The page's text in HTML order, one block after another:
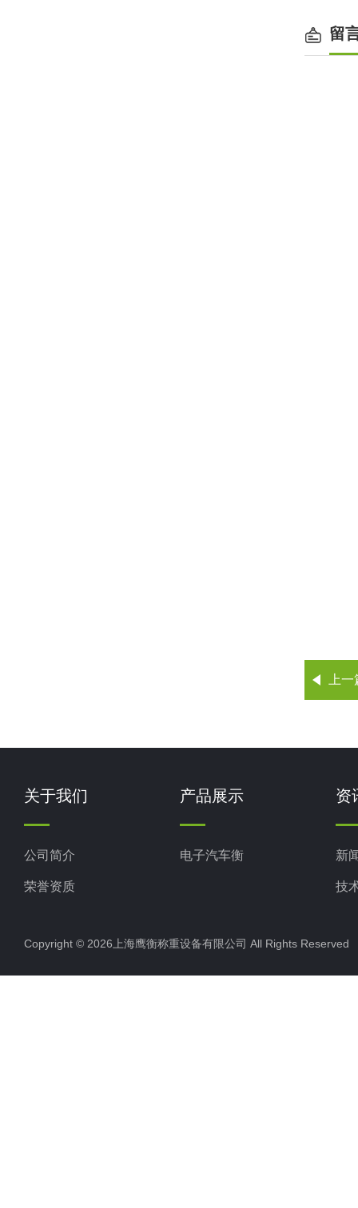
留
上
关于我们
公司简介
荣誉资质
产品展示
电子汽车衡
资
新
技
Copyright © 2026上海鹰衡称重设备有限公司 All Rights